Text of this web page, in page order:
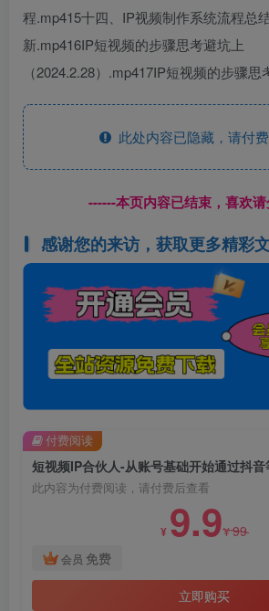
程.mp415十四、IP视频制作系统流程总
新.mp416IP短视频的步骤思考避坑上
（2024.2.28）.mp417IP短视频的步骤
此处内容已隐藏，请付
------本页内容已结束，喜欢
感谢您的来访，获取更多精彩
此内容为付费阅读，请付费后查看
¥ 9.9¥99
会员 免费
立即购买
付费阅读